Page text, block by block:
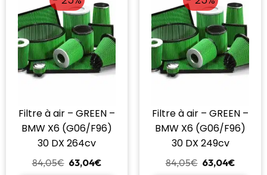
Filtre à air – GREEN –
BMW X6 (G06/F96)
30 DX 264cv
84,05€ 63,04€
Filtre à air – GREEN –
BMW X6 (G06/F96)
30 DX 249cv
84,05€ 63,04€